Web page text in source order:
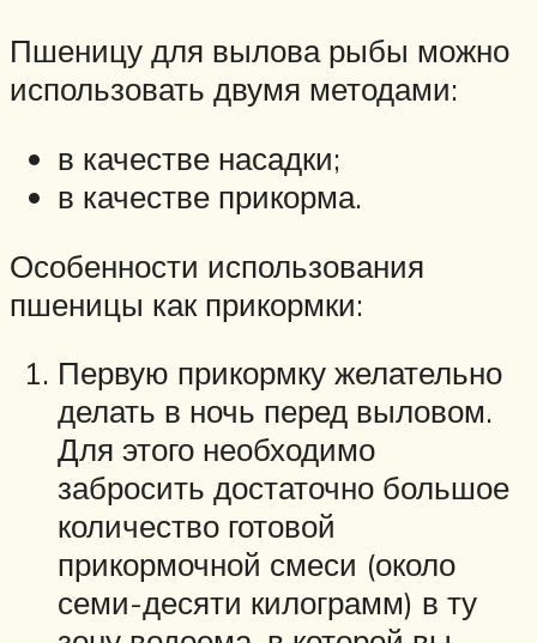
Пшеницу для вылова рыбы можно
использовать двумя методами:
в качестве насадки;
в качестве прикорма.
Особенности использования
пшеницы как прикормки:
Первую прикормку желательно
делать в ночь перед выловом.
Для этого необходимо
забросить достаточно большое
количество готовой
прикормочной смеси (около
семи-десяти килограмм) в ту